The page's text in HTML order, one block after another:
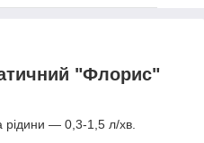
"Флорис"
— 0,3-1,5 л/хв.